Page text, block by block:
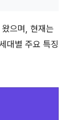
으며, 현재는
대별 주요 특징